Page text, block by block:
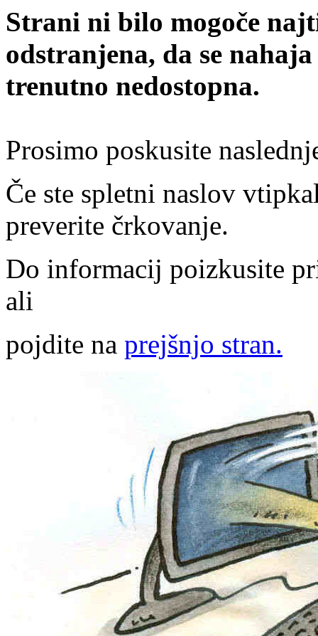
Strani ni bilo mogoče
odstranjena, da se
trenutno nedostopna.
Prosimo poskusite
Če ste spletni naslov
preverite črkovanje.
Do informacij poizkusite
ali
pojdite na prejšnjo stran.